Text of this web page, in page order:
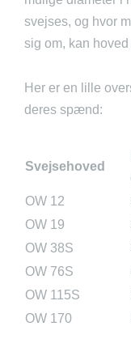
svejses, og hvor
sig om, kan
Her er en lille
deres spænd:
Svejsehoved
OW 12
OW 19
OW 38S
OW 76S
OW 115S
OW 170